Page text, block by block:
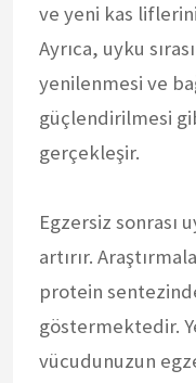
ve yeni kas
Ayrıca, uyku
yenilenmesi ve
güçlendirilmesi
gerçekleşir.
Egzersiz sonrası
artırır.
protein
göstermektedir.
vücudunuzun